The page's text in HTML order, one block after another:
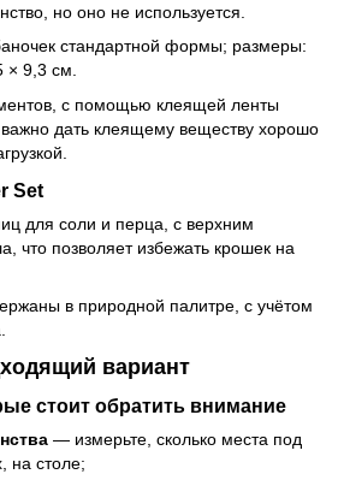
но оно не используется.
стандартной формы; размеры:
× 9,3 см.
с помощью клеящей ленты
важно дать клеящему веществу хорошо
Set
для соли и перца, с верхним
что позволяет избежать крошек на
в природной палитре, с учётом
вариант
стоит обратить внимание
— измерьте, сколько места под
на столе;